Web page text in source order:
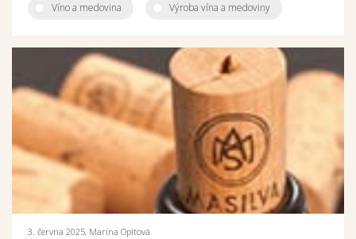
Víno a medovina Výroba vína a medoviny
3. června 2025, Marína Opltová